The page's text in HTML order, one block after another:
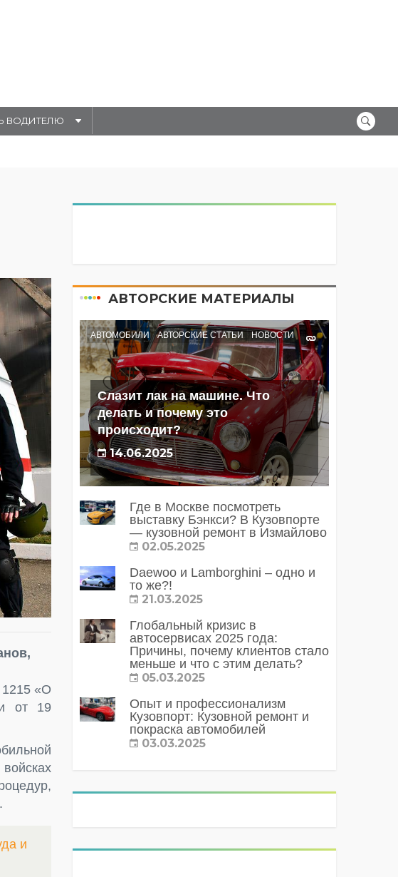
ВОДИТЕЛЮ
1215 «О
от 19
и
АВТОРСКИЕ МАТЕРИАЛЫ
АВТОМОБИЛИ АВТОРСКИЕ СТАТЬИ НОВОСТИ
Слазит лак на машине. Что
делать и почему это
происходит?
14.06.2025
Где в Москве посмотреть
выставку Бэнкси? В Кузовпорте
— кузовной ремонт в Измайлово
02.05.2025
Daewoo и Lamborghini – одно и
то же?!
21.03.2025
Глобальный кризис в
автосервисах 2025 года:
Причины, почему клиентов стало
меньше и что с этим делать?
05.03.2025
Опыт и профессионализм
Кузовпорт: Кузовной ремонт и
покраска автомобилей
03.03.2025